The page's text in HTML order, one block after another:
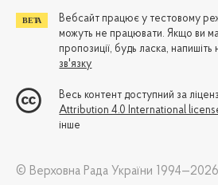
Вебсайт працює у тестовому
можуть не працювати. Якщо ви
пропозиції, будь ласка, напишіть
зв'язку
Весь контент доступний за
Attribution 4.0 International
інше
© Верховна Рада України 1994—2026